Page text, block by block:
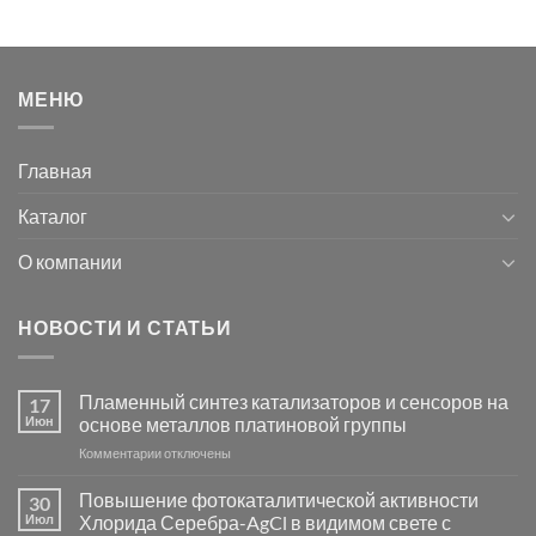
МЕНЮ
Главная
Каталог
О компании
НОВОСТИ И СТАТЬИ
17
Июн
Пламенный синтез катализаторов и сенсоров на
основе металлов платиновой группы
Комментариик
Пламенный
синтез
отключены
30
Июл
Повышение фотокаталитической активности
Хлорида Серебра-AgCl в видимом свете с